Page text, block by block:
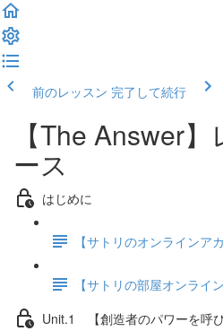
前のレッスン 完了して続行
【The Answer
ース
はじめに
【サトリのオンラインア
【サトリの部屋オンライ
Unit.1 【創造者のパワーを呼